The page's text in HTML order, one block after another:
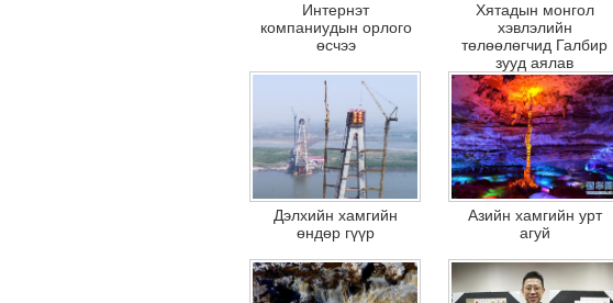
Интернэт
компаниудын орлого
өсчээ
Хятадын монгол
хэвлэлийн
төлөөлөгчид Галбир
зууд аялав
Дэлхийн хамгийн
өндөр гүүр
Азийн хамгийн урт
агуй